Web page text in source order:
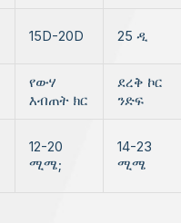
15D-20D 25 ዲ
የውሃ
እብጠት ክር
ደረቅ ኮር
ንድፍ
12-20
ሚሜ;
14-23
ሚሜ